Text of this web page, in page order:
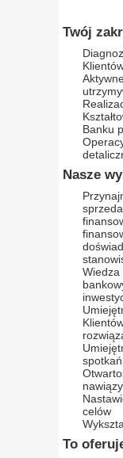
Twój
Banku
Nasze
Wiedza
celów
To